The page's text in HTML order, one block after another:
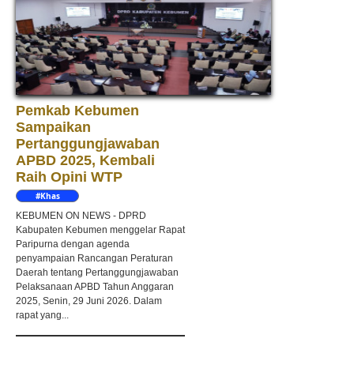
Pemkab Kebumen
Sampaikan
Pertanggungjawaban
APBD 2025, Kembali
Raih Opini WTP
#Khas
KEBUMEN ON NEWS - DPRD
Kabupaten Kebumen menggelar Rapat
Paripurna dengan agenda
penyampaian Rancangan Peraturan
Daerah tentang Pertanggungjawaban
Pelaksanaan APBD Tahun Anggaran
2025, Senin, 29 Juni 2026. Dalam
rapat yang...